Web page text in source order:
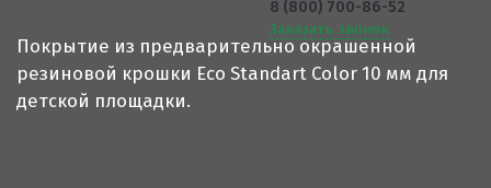
8 (800) 700-86-52
Заказать звонок
Покрытие из предварительно окрашенной
резиновой крошки Eco Standart Color 10 мм для
детской площадки.